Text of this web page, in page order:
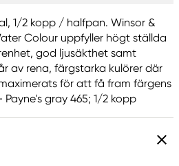
1/2 kopp / halfpan. Winsor &
Colour uppfyller högt ställda
god ljusäkthet samt
av rena, färgstarka kulörer där
för att få fram färgens
gray 465; 1/2 kopp